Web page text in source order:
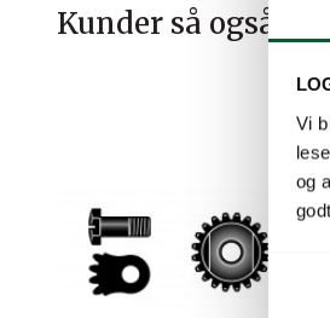
Vi
og
S
Kunder så også på